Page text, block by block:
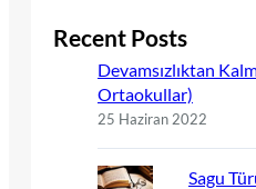
Recent Posts
Devamsızlıktan
Ortaokullar)
25 Haziran 2022
Sagu